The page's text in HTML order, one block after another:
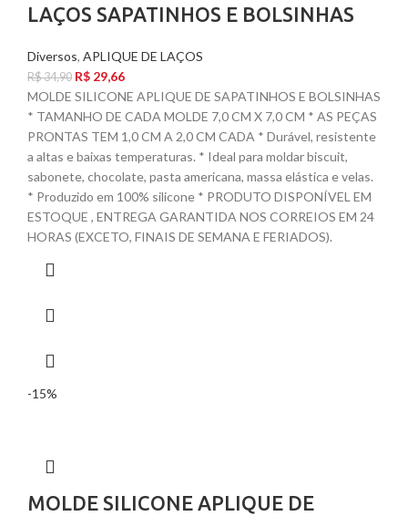
LAÇOS SAPATINHOS E BOLSINHAS
Diversos, APLIQUE DE LAÇOS
R$34,90 R$ 29,66
MOLDE SILICONE APLIQUE DE SAPATINHOS E BOLSINHAS
* TAMANHO DE CADA MOLDE 7,0 CM X 7,0 CM * AS PEÇAS
PRONTAS TEM 1,0 CM A 2,0 CM CADA * Durável, resistente
a altas e baixas temperaturas. * Ideal para moldar biscuit,
sabonete, chocolate, pasta americana, massa elástica e velas.
* Produzido em 100% silicone * PRODUTO DISPONÍVEL EM
ESTOQUE , ENTREGA GARANTIDA NOS CORREIOS EM 24
HORAS (EXCETO, FINAIS DE SEMANA E FERIADOS).
-15%
MOLDE SILICONE APLIQUE DE